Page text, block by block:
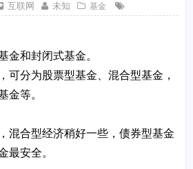
互联网 未知 基金
金和封闭式基金。
可分为股票型基金、混合型基金，
金等。
混合型经济稍好一些，债券型基金
最安全。